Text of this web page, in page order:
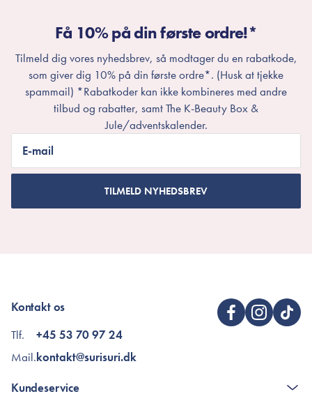
Få 10% på din første ordre!*
Tilmeld dig vores nyhedsbrev, så modtager du en rabatkode,
som giver dig 10% på din første ordre*. (Husk at tjekke
spammail) *Rabatkoder kan ikke kombineres med andre
tilbud og rabatter, samt The K-Beauty Box &
Jule/adventskalender.
E-mail
TILMELD NYHEDSBREV
Kontakt os
Tlf.
Mail.
+45 53 70 97 24
kontakt@surisuri.dk
Kundeservice